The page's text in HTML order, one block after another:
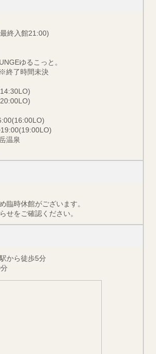
終入館21:00)
ゆるこっと。
終了時間未決
温泉
臨時休館がございます。
せをご確認ください。
から徒歩5分